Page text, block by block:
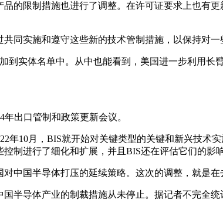
限制措施也进行了调整。在许可证要求上也有更
实施和遵守这些新的技术管制措施，以保持对一
实体名单中。从中也能看到，美国进一步利用长
出口管制和政策更新会议。
10月，BIS就开始对关键类型的关键和新兴技术
制进行了细化和扩展，并且BIS还在评估它们的影
国半导体打压的延续策略。这次的调整，就是在
导体产业的制裁措施从未停止。据记者不完全统